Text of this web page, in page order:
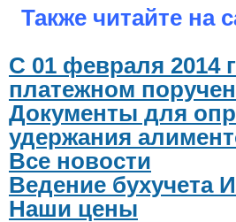
Также читайте на
С 01 февраля 2014
платежном
Документы для
удержания
Все новости
Ведение бухучета
Наши цены